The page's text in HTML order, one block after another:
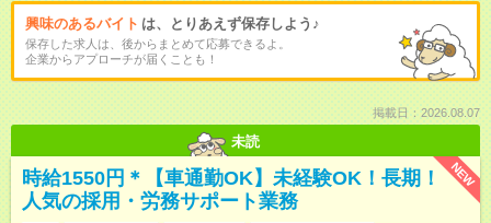
興味のあるバイト は、とりあえず保存しよう♪
保存した求人は、後からまとめて応募できるよ。
企業からアプローチが届くことも！
掲載日：2026.08.07
未読
NEW
時給1550円＊【車通勤OK】未経験OK！長期！
人気の採用・労務サポート業務